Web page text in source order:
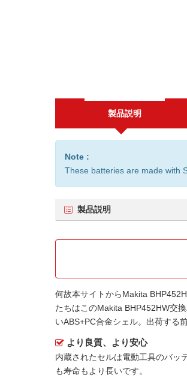
製品説明
Note :
These batteries are made with
製品説明
何故本サイトからMakita
たちはこのMakita BHP452HW交
いABS+PC合金シェル。出荷する
より良質、より安心
内蔵されたセルは電動工具のバッ
も寿命もより長いです。